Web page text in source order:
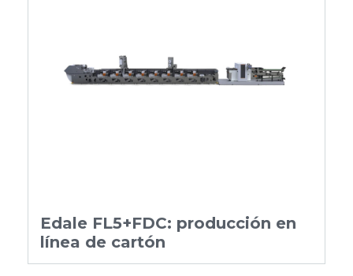
Edale FL5+FDC: producción en
línea de cartón